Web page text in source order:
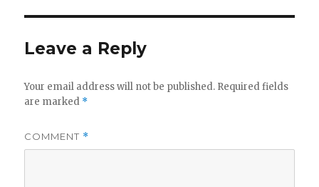
Leave a Reply
Your email address will not be published. Required fields
are marked *
COMMENT *